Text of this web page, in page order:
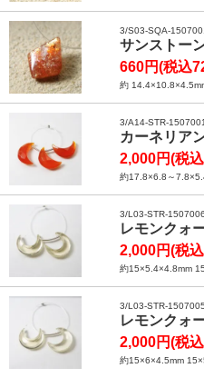
3/S03-SQA-
サンストー
660円(税込
約
3/A14-STR-
カーネリア
2,000円(税
約17.8×6.8～
3/L03-STR-1507006
レモンクォ
2,000円(税
約15×5.4×4.8mm
3/L03-STR-1507005
レモンクォ
2,000円(税
約15×6×4.5mm